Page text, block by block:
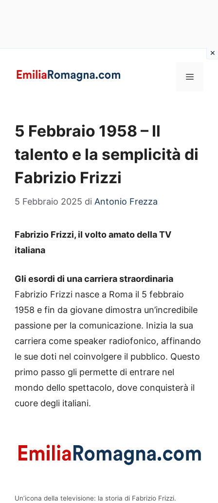
MENU
5 Febbraio 1958 – Il
talento e la semplicità di
Fabrizio Frizzi
5 Febbraio 2025 di Antonio Frezza
Fabrizio Frizzi, il volto amato della TV
italiana
Gli esordi di una carriera straordinaria
Fabrizio Frizzi nasce a Roma il 5 febbraio
1958 e fin da giovane dimostra un’incredibile
passione per la comunicazione. Inizia la sua
carriera come speaker radiofonico, affinando
le sue doti nel coinvolgere il pubblico. Questo
primo passo gli permette di entrare nel
mondo dello spettacolo, dove conquisterà il
cuore degli italiani.
Un’icona della televisione: la storia di Fabrizio Frizzi.